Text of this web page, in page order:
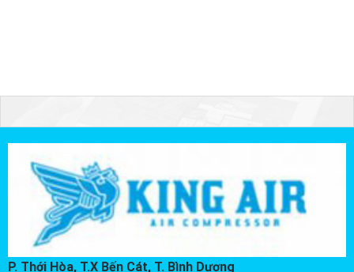
P. Thới Hòa, T.X Bến Cát, T. Bình Dương